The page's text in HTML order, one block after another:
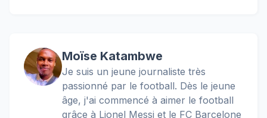
Moïse Katambwe
Je suis un jeune journaliste très
passionné par le football. Dès le jeune
âge, j'ai commencé à aimer le football
grâce à Lionel Messi et le FC Barcelone